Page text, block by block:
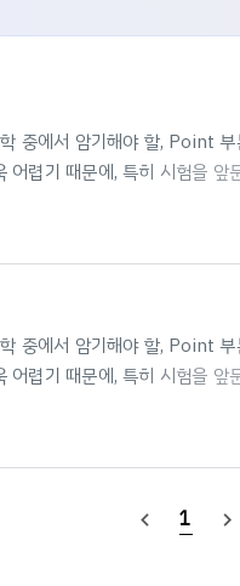
중에서 암기해야 할, Point 부
렵기 때문에, 특히 시험을 앞
글에서는 수식적 증명의 과정
을 받고자 본 글을 작성한다.
은 개요식의 텍스트가 중점적
개의 포스팅을 통해 양자역
중에서 암기해야 할, Point 부
렵기 때문에, 특히 시험을 앞
글에서는 수식적 증명의 과정
을 받고자 본 글을 작성한다.
은 개요식의 텍스트가 중점적
navigate_before 1 navigate_next